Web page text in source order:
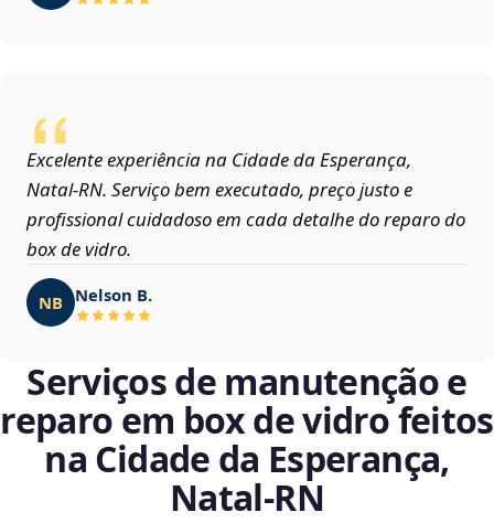
Excelente experiência na Cidade da Esperança,
Natal‑RN. Serviço bem executado, preço justo e
profissional cuidadoso em cada detalhe do reparo do
box de vidro.
NB Nelson B.
Serviços de manutenção e
reparo em box de vidro feitos
na Cidade da Esperança,
Natal‑RN